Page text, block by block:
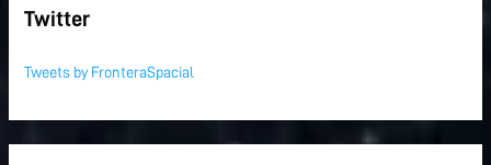
Twitter
Tweets by FronteraSpacial